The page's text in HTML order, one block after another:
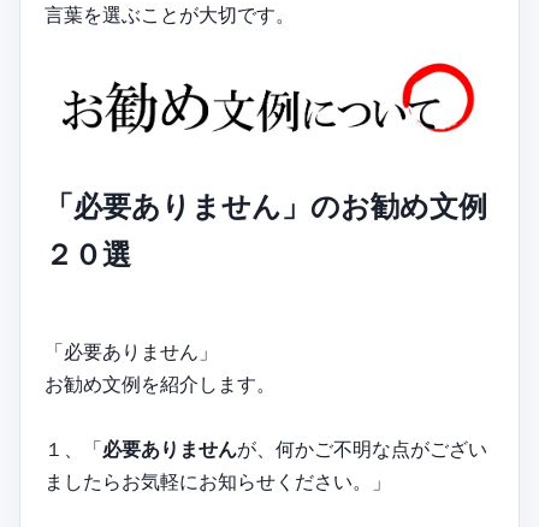
言葉を選ぶことが大切です。
「必要ありません」のお勧め文例
２０選
「必要ありません」
お勧め文例を紹介します。
１、「必要ありませんが、何かご不明な点がござい
ましたらお気軽にお知らせください。」